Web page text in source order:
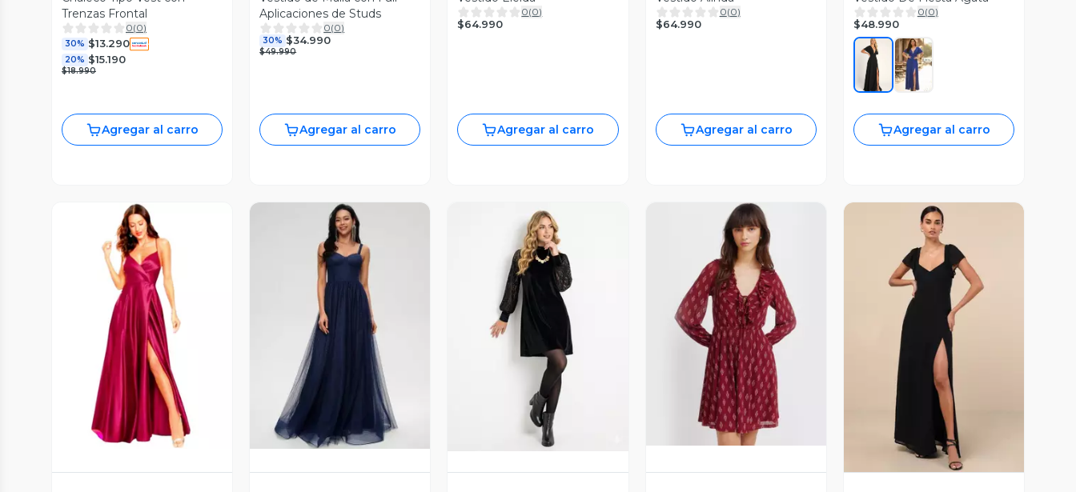
Trenzas Frontal
0(0)
30% $13.290
20% $15.190
$18.990
Agregar al carro
Aplicaciones de Studs
0(0)
30% $34.990
$49.990
Agregar al carro
0(0)
$64.990
Agregar al carro
0(0)
$64.990
Agregar al carro
0(0)
$48.990
Agregar al carro
Vista Previa Vista Previa Vista Previa Vista Previa
Vista Previa